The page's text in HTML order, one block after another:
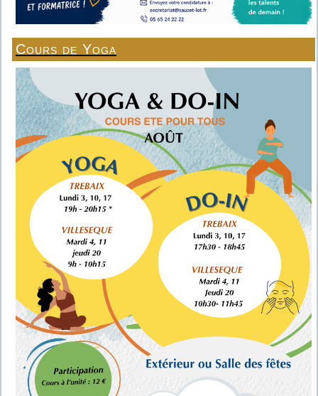
Cours de Yoga